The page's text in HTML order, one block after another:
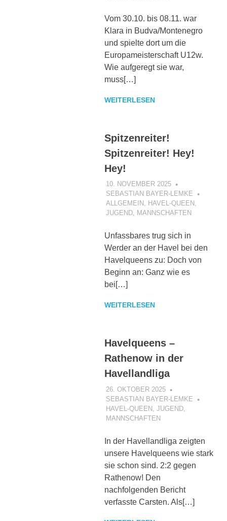
Vom 30.10. bis 08.11. war
Klara in Budva/Montenegro
und spielte dort um die
Europameisterschaft U12w.
Wie aufgeregt sie war,
muss[…]
WEITERLESEN
Spitzenreiter!
Spitzenreiter! Hey!
Hey!
10. NOVEMBER 2025
SEBASTIAN BAYER-LEMKE
ALLGEMEIN , HAVEL-QUEEN ,
JUGEND, MANNSCHAFTEN
Unfassbares trug sich in
Werder an der Havel bei den
Havelqueens zu: Doch von
Beginn an: Ganz wie es
bei[…]
WEITERLESEN
Havelqueens –
Rathenow in der
Havellandliga
26. OKTOBER 2025
SEBASTIAN BAYER-LEMKE
HAVEL-QUEEN, JUGEND,
MANNSCHAFTEN
In der Havellandliga zeigten
unsere Havelqueens wie stark
sie schon sind. 2:2 gegen
Rathenow! Den
nachfolgenden Bericht
verfasste Carsten. Als[…]